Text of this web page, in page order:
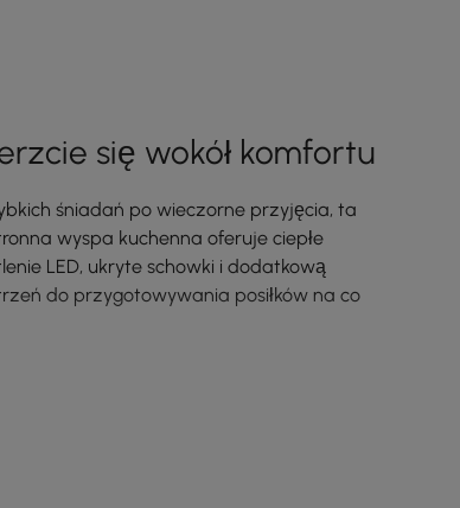
się wokół komfortu
śniadań po wieczorne przyjęcia, ta
wyspa kuchenna oferuje ciepłe
LED, ukryte schowki i dodatkową
do przygotowywania posiłków na co